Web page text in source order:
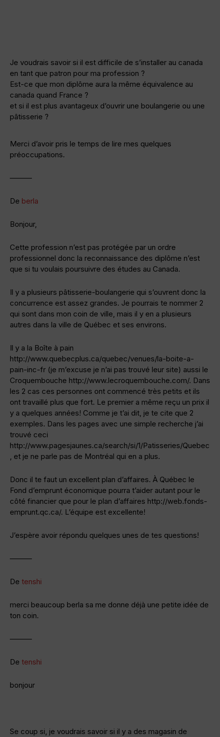
Je voudrais savoir si il est difficile de s’installer au canada
en tant que patron pour ma profession ?
Est-ce que mon diplôme aura la même équivalence au
canada quand France ?
et si il est plus avantageux d’ouvrir une boulangerie ou une
pâtisserie ?
Merci d’avoir pris le temps de lire mes quelques
préoccupations.
———
De berla
Bonjour,
Cette profession n’est pas protégée par un ordre
professionnel donc la reconnaissance des diplôme n’est
que si tu voulais poursuivre des études au Canada.
Il y a plusieurs pâtisserie-boulangerie qui s’ouvrent donc la
concurrence est assez grandes. Je pourrais te nommer 2
qui sont dans mon coin de ville, mais il y en a plusieurs
autres dans la ville de Québec et ses environs.
Il y a la Boîte à pain
http://www.quebecplus.ca/quebec/venues/la-boite-a-
pain-inc-fr (je m’excuse je n’ai pas trouvé leur site) aussi le
Croquembouche http://www.lecroquembouche.com/. Dans
les 2 cas ces personnes ont commencé très petits et ils
ont travaillé plus que fort. Le premier a même reçu un prix il
y a quelques années! Comme je t’ai dit, je te cite que 2
exemples. Dans les pages avec une simple recherche j’ai
trouvé ceci
http://www.pagesjaunes.ca/search/si/1/Patisseries/Quebec
, et je ne parle pas de Montréal qui en a plus.
Donc il te faut un excellent plan d’affaires. À Québec le
Fond d’emprunt économique pourra t’aider autant pour le
côté financier que pour le plan d’affaires http://web.fonds-
emprunt.qc.ca/. L’équipe est excellente!
J’espère avoir répondu quelques unes de tes questions!
———
De tenshi
merci beaucoup berla sa me donne déjà une petite idée de
ton coin.
———
De tenshi
bonjour
Se coup si, je voudrais savoir si il y a des magasin de